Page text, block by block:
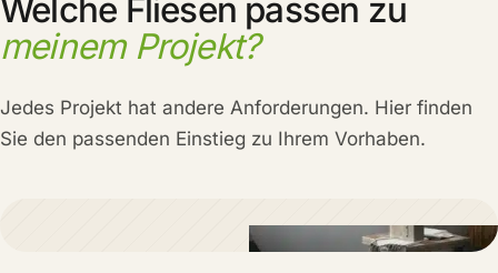
Welche Fliesen passen zu
meinem Projekt?
Jedes Projekt hat andere Anforderungen. Hier finden
Sie den passenden Einstieg zu Ihrem Vorhaben.